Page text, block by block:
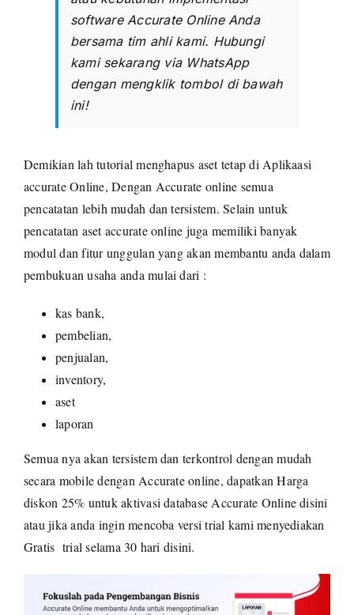
software Accurate Online Anda
bersama tim ahli kami. Hubungi
kami sekarang via WhatsApp
dengan mengklik tombol di bawah
ini!
Demikian lah tutorial menghapus aset tetap diAplikaasi
accurateOnline, Dengan Accurate online semua
pencatatan lebih mudah dan tersistem.Selain untuk
pencatatan aset accurate online juga memiliki banyak
modul dan fitur unggulan yang akan membantu anda dalam
pembukuan usaha anda mulai dari :
kas bank,
pembelian,
penjualan,
inventory,
aset
laporan
Semua nya akan tersistem dan terkontrol dengan mudah
secara mobile dengan Accurate online, dapatkanHarga
diskon 25% untuk aktivasi database Accurate Onlinedisini
atau jika anda ingin mencoba versi trial kami menyediakan
Gratis trial selama 30 hari disini.